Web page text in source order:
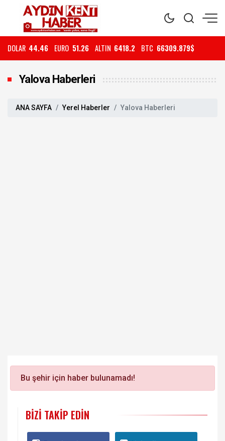
DOLAR 44.46 EURO 51.26 ALTIN 6418.2 BTC 66309.879$
Yalova Haberleri
ANA SAYFA Yerel Haberler Yalova Haberleri
Bu şehir için haber bulunamadı!
BIZI TAKIP EDIN